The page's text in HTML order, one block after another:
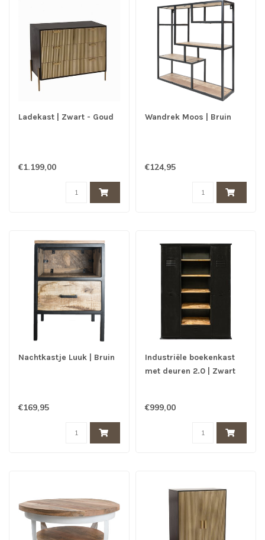
Ladekast | Zwart - Goud
€1.199,00
Wandrek Moos | Bruin
€124,95
Nachtkastje Luuk | Bruin
€169,95
Industriële boekenkast
met deuren 2.0 | Zwart
€999,00